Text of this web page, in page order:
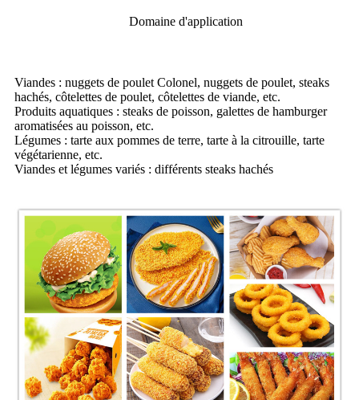
Domaine d'application
Viandes : nuggets de poulet Colonel, nuggets de poulet, steaks
hachés, côtelettes de poulet, côtelettes de viande, etc.
Produits aquatiques : steaks de poisson, galettes de hamburger
aromatisées au poisson, etc.
Légumes : tarte aux pommes de terre, tarte à la citrouille, tarte
végétarienne, etc.
Viandes et légumes variés : différents steaks hachés